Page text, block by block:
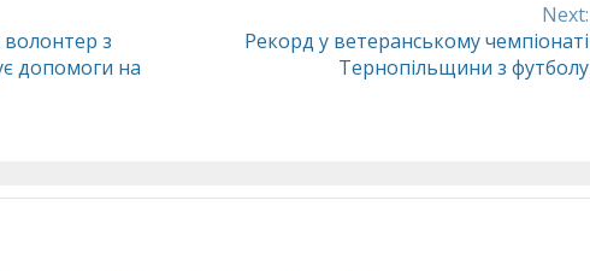
волонтер з
допомоги на
Next:
Рекорд у ветеранському чемпіонаті
Тернопільщини з футболу